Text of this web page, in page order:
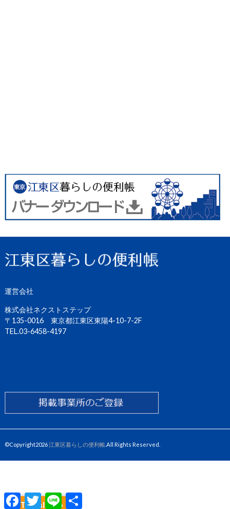
運営会社
株式会社ネクストステップ
〒135-0016 東京都江東区東陽4-10-7-2F
TEL.03-6458-4197
©Copyright2026江東区暮らしの便利帳.All Rights Reserved.
F
a
T
w
L
i
Translate »